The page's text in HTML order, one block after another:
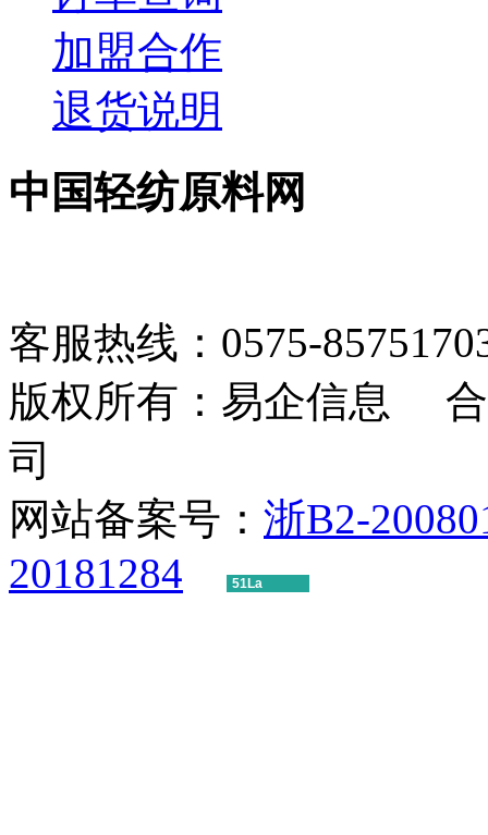
加盟合作
退货说明
中国轻纺原料网
客服热线：0575-
版权所有：易企信息 合
司
网站备案号： 浙B2-
20181284
51La